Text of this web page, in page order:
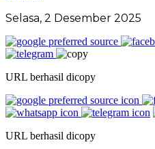
Selasa, 2 Desember 2025
URL berhasil dicopy
URL berhasil dicopy